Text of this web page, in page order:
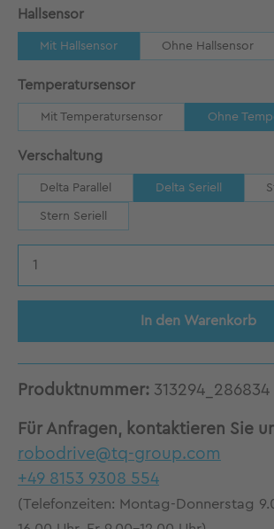
Hallsensorauswählen
Mit Hallsensor Ohne Hallsensor
Temperatursensorauswählen
Mit Temperatursensor Ohne
Verschaltungauswählen
Delta Parallel Delta Seriell
Stern Seriell
Produkt Anzahl: Gib den
In den Warenkorb
Produktnummer: 313294_286834
Für Anfragen, kontaktieren Sie
robodrive@tq-group.com
+49 8153 9308 554
(Telefonzeiten: Montag-Donnerstag